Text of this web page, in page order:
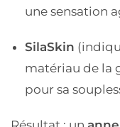
une sensation
SilaSkin
matériau de la
pour sa